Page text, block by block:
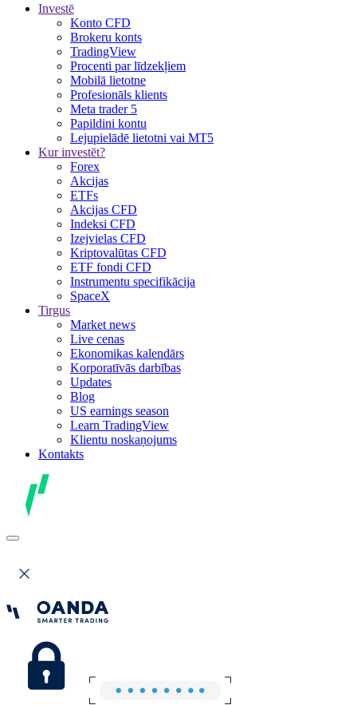
Investē
Konto CFD
Brokeru konts
TradingView
Procenti par līdzekļiem
Mobilā lietotne
Profesionāls klients
Meta trader 5
Papildini kontu
Lejupielādē lietotni vai MT5
Kur investēt?
Forex
Akcijas
ETFs
Akcijas CFD
Indeksi CFD
Izejvielas CFD
Kriptovalūtas CFD
ETF fondi CFD
Instrumentu specifikācija
SpaceX
Tirgus
Market news
Live cenas
Ekonomikas kalendārs
Korporatīvās darbības
Updates
Blog
US earnings season
Learn TradingView
Klientu noskaņojums
Kontakts